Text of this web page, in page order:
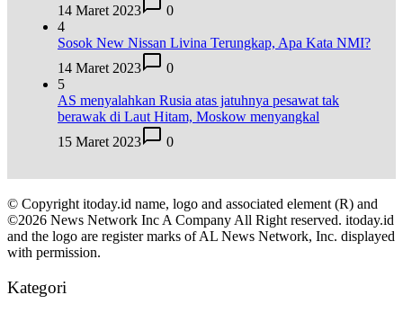
14 Maret 2023
0
4
Sosok New Nissan Livina Terungkap, Apa Kata NMI?
14 Maret 2023
0
5
AS menyalahkan Rusia atas jatuhnya pesawat tak
berawak di Laut Hitam, Moskow menyangkal
15 Maret 2023
0
© Copyright itoday.id name, logo and associated element (R) and
©2026 News Network Inc A Company All Right reserved. itoday.id
and the logo are register marks of AL News Network, Inc. displayed
with permission.
Kategori